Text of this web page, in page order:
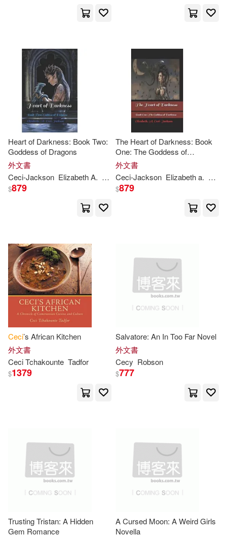
Peter/ Wethington(1)
Phillips(1)
Principe(1)
Prudence/ Clicque(1)
Purkis(1)
R. Ceci/ Montgomery(1)
Ralph/ Starr(1)
Renée (NRT)(1)
Rodriguez Jordana(1)
Rosmarrie(1)
S. J. (EDT)/ Ross(1)
Shino (ILT)(1)
Stephen J./ Bruck(1)
Stephen J./ Leichtman(1)
Stephen J./ Toglie(1)
Heart of Darkness: Book Two:
Goddess of Dragons
外文書
Ceci-Jackson Elizabeth A. Nene Thomas
$879
The Heart of Darkness: Book
One: The Goddess of
Darkness
外文書
Ceci-Jackson Elizabeth a. Nene
$879
Ceci’s African Kitchen
外文書
CeciTchakounte Tadfor
$1379
Salvatore: An In Too Far Novel
外文書
Cecy Robson
$777
Trusting Tristan: A Hidden
Gem Romance
A Cursed Moon: A Weird Girls
Novella